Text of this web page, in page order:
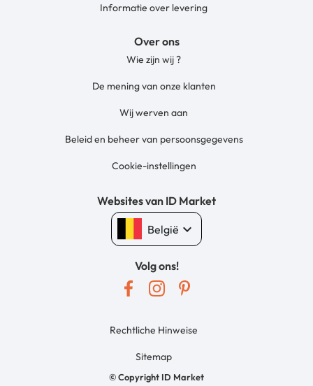
Informatie over levering
Over ons
Wie zijn wij ?
De mening van onze klanten
Wij werven aan
Beleid en beheer van persoonsgegevens
Cookie-instellingen
Websites van ID Market
België keyboard_arrow_down
Volg ons!
© Copyright ID Market
Rechtliche Hinweise
Sitemap